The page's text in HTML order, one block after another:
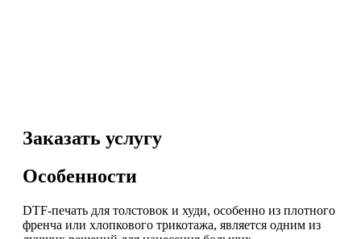
Заказать услугу
Особенности
DTF-печать для толстовок и худи, особенно из плотного
френча или хлопкового трикотажа, является одним из